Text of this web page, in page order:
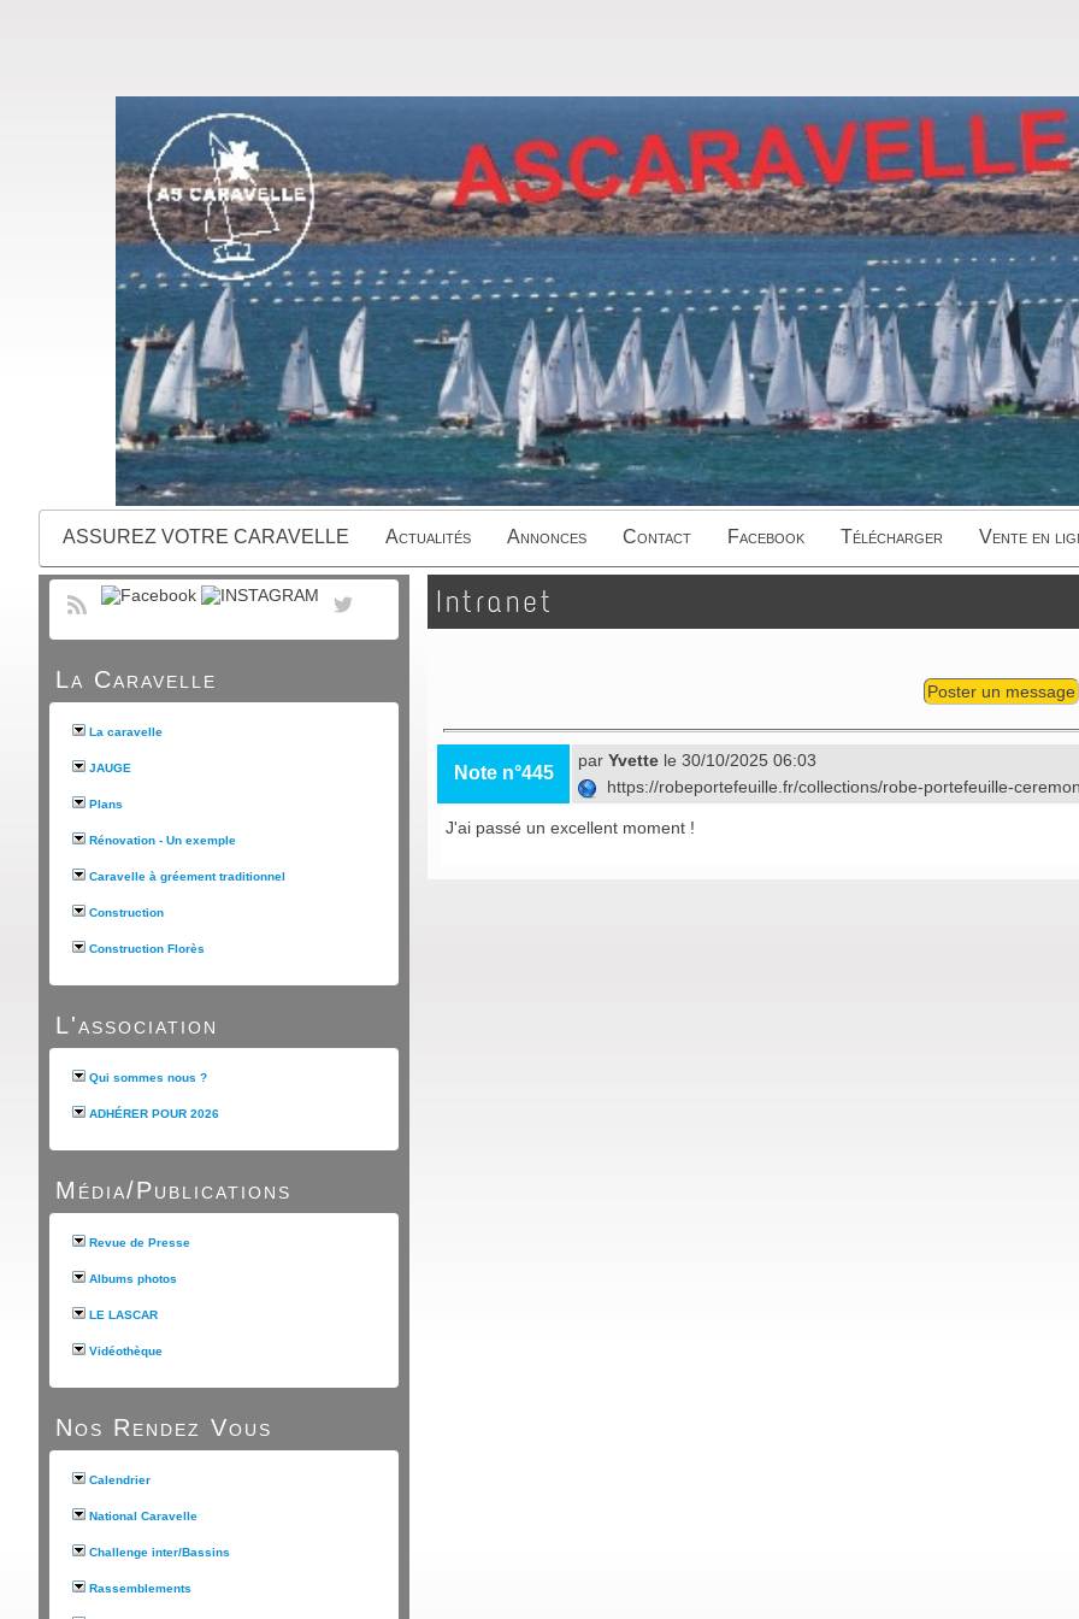
ASSUREZ VOTRE CARAVELLE Actualités Annonces Contact Facebook Télécharger Vente en
La Caravelle
La caravelle
JAUGE
Plans
Rénovation - Un exemple
Caravelle à gréement traditionnel
Construction
Construction Florès
L'association
Qui sommes nous ?
ADHÉRER POUR 2026
Média/Publications
Revue de Presse
Albums photos
LE LASCAR
Vidéothèque
Nos Rendez Vous
Calendrier
National Caravelle
Challenge inter/Bassins
Rassemblements
Intranet
Poster un message
Note n°445
par Yvette le 30/10/2025 06:03
https://robeportefeuille.fr/collections/robe-portefeuille-
J'ai passé un excellent moment !